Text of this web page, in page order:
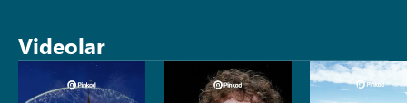
Videolar